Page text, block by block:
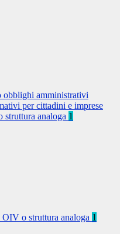
obblighi amministrativi
per cittadini e imprese
analoga 1
o struttura analoga 1